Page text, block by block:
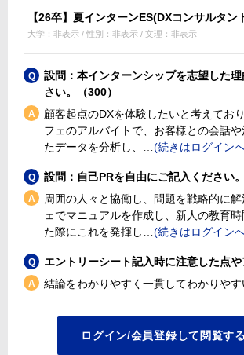
【26卒】夏インターンES(DXコンサルタン
大学：非表示 / 性別：非表示 / 文理：非表示
設問：本インターンシップを志望した
さい。（300）
顧客起点のDXを体験したいと考えてお
フェのアルバイトで、お客様との会話
たデータを分析し、
設問：自己PRを自由にご記入ください。
周囲の人々と協働し、問題を戦略的に
ェでマニュアルを作成し、新人の教育
た際にこれを発揮し
エントリーシート記入時に注意した点
結論をわかりやすく一貫してわかりやす